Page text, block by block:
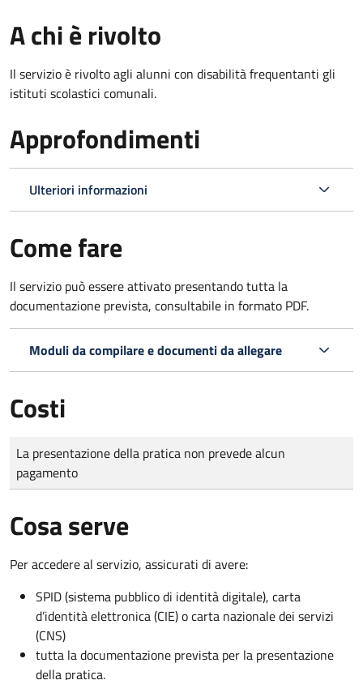
A chi è rivolto
Il servizio è rivolto agli alunni con disabilità frequentanti gli
istituti scolastici comunali.
Approfondimenti
Ulteriori informazioni
Come fare
Il servizio può essere attivato presentando tutta la
documentazione prevista, consultabile in formato PDF.
Moduli da compilare e documenti da allegare
Costi
Tipo di pagamento
Importo
La presentazione della pratica non prevede alcun
pagamento
Cosa serve
Per accedere al servizio, assicurati di avere:
SPID (sistema pubblico di identità digitale), carta
d’identità elettronica (CIE) o carta nazionale dei servizi
(CNS)
tutta la documentazione prevista per la presentazione
della pratica.